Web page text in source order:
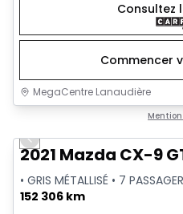
Consultez
Commencer
MegaCentre Lanaudière
Vidéo disponible
Previous slide
2021 Mazda CX-9
• GRIS MÉTALLISÉ • 7
152 306 km